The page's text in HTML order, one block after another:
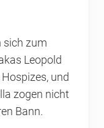
sich zum
Leopold
und
zogen nicht
Bann.